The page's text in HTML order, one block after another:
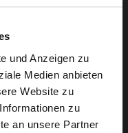
und Anzeigen zu
Medien anbieten
Website zu
zu
an unsere Partner